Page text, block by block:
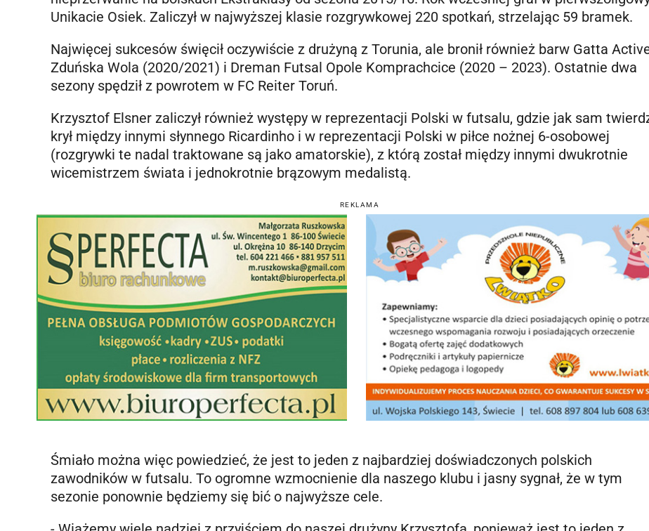
Unikacie Osiek. Zaliczył w najwyższej klasie rozgrywkowej 220 spotkań, strzelając 59 bramek.
Najwięcej sukcesów święcił oczywiście z drużyną z Torunia, ale bronił również barw Gatta
Zduńska Wola (2020/2021) i Dreman Futsal Opole Komprachcice (2020 – 2023). Ostatnie dwa
sezony spędził z powrotem w FC Reiter Toruń.
Krzysztof Elsner zaliczył również występy w reprezentacji Polski w futsalu, gdzie jak sam
krył między innymi słynnego Ricardinho i w reprezentacji Polski w piłce nożnej 6-osobowej
(rozgrywki te nadal traktowane są jako amatorskie), z którą został między innymi dwukrotnie
wicemistrzem świata i jednokrotnie brązowym medalistą.
REKLAMA
Śmiało można więc powiedzieć, że jest to jeden z najbardziej doświadczonych polskich
zawodników w futsalu. To ogromne wzmocnienie dla naszego klubu i jasny sygnał, że w tym
sezonie ponownie będziemy się bić o najwyższe cele.